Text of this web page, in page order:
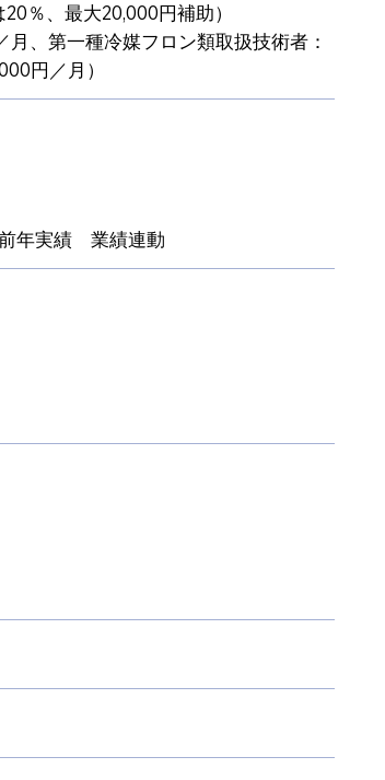
、最大20,000円補助）
、第一種冷媒フロン類取扱技術者：
円／月）
前年実績 業績連動